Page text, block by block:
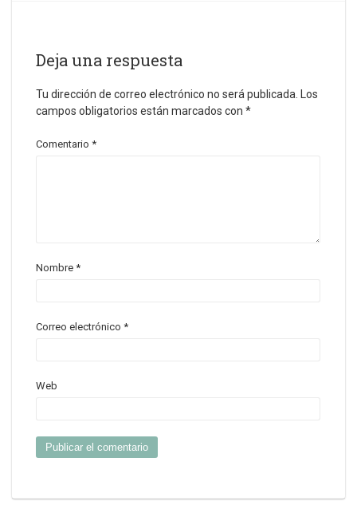
Deja una respuesta
Tu dirección de correo electrónico no será publicada.
Los
campos obligatorios están marcados con *
Comentario *
Nombre *
Correo electrónico *
Web